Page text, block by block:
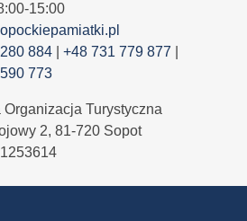
15:00
884| +48 731 779 877
773
Organizacja Turystyczna
2, 81-720 Sopot